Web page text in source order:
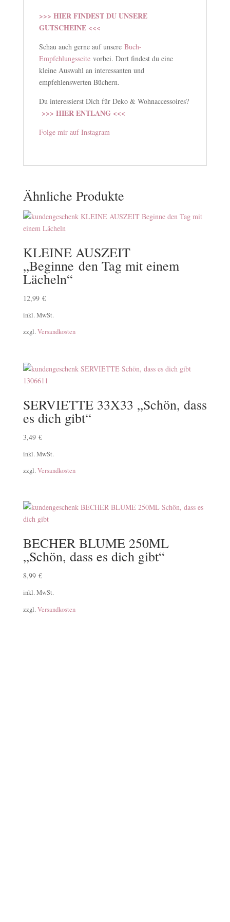
>>> HIER FINDEST DU UNSERE
GUTSCHEINE <<<
Schau auch gerne auf unsere Buch-
Empfehlungsseitevorbei. Dort findest du eine
kleine Auswahl an interessanten und
empfehlenswerten Büchern.
Du interessierst Dich für Deko & Wohnaccessoires?
>>> HIER ENTLANG <<<
Folge mir auf Instagram
Ähnliche Produkte
KLEINE AUSZEIT
„Beginne den Tag mit einem
Lächeln“
12,99 €
inkl. MwSt.
zzgl. Versandkosten
SERVIETTE 33X33 „Schön, dass
es dich gibt“
3,49 €
inkl. MwSt.
zzgl. Versandkosten
BECHER BLUME 250ML
„Schön, dass es dich gibt“
8,99 €
inkl. MwSt.
zzgl. Versandkosten